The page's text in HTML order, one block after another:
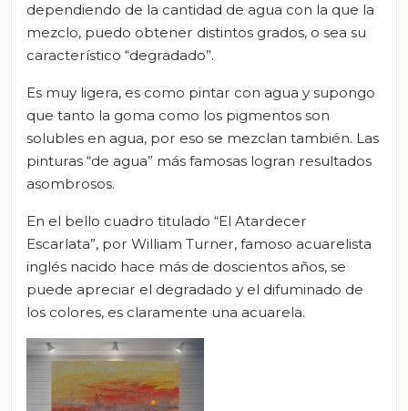
dependiendo de la cantidad de agua con la que la
mezclo, puedo obtener distintos grados, o sea su
característico “degradado”.
Es muy ligera, es como pintar con agua y supongo
que tanto la goma como los pigmentos son
solubles en agua, por eso se mezclan también. Las
pinturas “de agua” más famosas logran resultados
asombrosos.
En el bello cuadro titulado “El Atardecer
Escarlata”, por William Turner, famoso acuarelista
inglés nacido hace más de doscientos años, se
puede apreciar el degradado y el difuminado de
los colores, es claramente una acuarela.